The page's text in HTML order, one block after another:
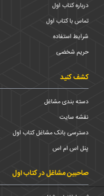
درباره کتاب اول
تماس با کتاب اول
شرایط استفاده
حریم شخضی
کشف کنید
دسته بندی مشاغل
نقشه سایت
دسترسی بانک مشاغل کتاب اول
پنل اس ام اس
صاحبین مشاغل در کتاب اول